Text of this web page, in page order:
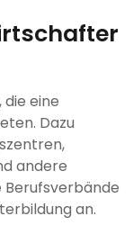
, die eine
Dazu
andere
Berufsverbände
an.